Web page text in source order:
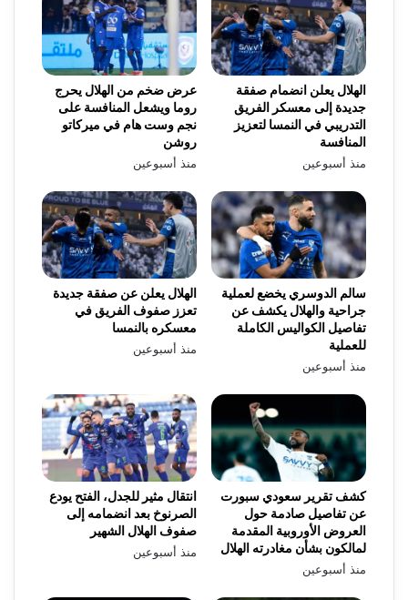
عرض ضخم من الهلال يحرج
روما ويشعل المنافسة على
نجم وست هام في ميركاتو
روشن
منذ أسبوعين
الهلال يعلن انضمام صفقة
جديدة إلى معسكر الفريق
التدريبي في النمسا لتعزيز
المنافسة
منذ أسبوعين
الهلال يعلن عن صفقة جديدة
تعزز صفوف الفريق في
معسكره بالنمسا
منذ أسبوعين
سالم الدوسري يخضع لعملية
جراحية والهلال يكشف عن
تفاصيل الكواليس الكاملة
للعملية
منذ أسبوعين
انتقال مثير للجدل، الفتح يودع
الصرنوخ بعد انضمامه إلى
صفوف الهلال الشهير
منذ أسبوعين
كشف تقرير سعودي سبورت
عن تفاصيل صادمة حول
العروض الأوروبية المقدمة
لمالكون بشأن مغادرته الهلال
منذ أسبوعين